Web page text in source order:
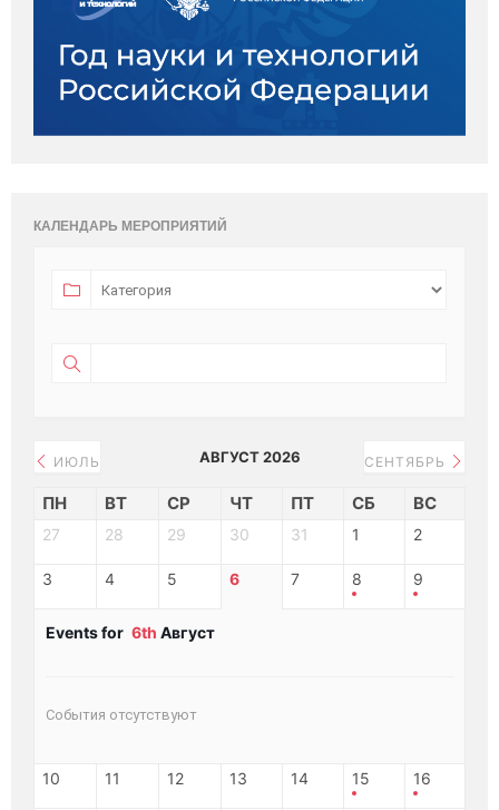
КАЛЕНДАРЬ МЕРОПРИЯТИЙ
ИЮЛЬ АВГУСТ 2026 СЕНТЯБРЬ
ПН ВТ СР ЧТ ПТ СБ ВС
27 28 29 30 31 1 2
3 4 5 6 7 8 9
Events for 6th Август
События отсутствуют
10 11 12 13 14 15 16